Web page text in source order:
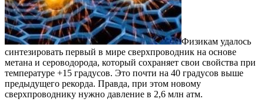
Физикам удалось
синтезировать первый в мире сверхпроводник на основе
метана и сероводорода, который сохраняет свои свойства при
температуре +15 градусов. Это почти на 40 градусов выше
предыдущего рекорда. Правда, при этом новому
сверхпроводнику нужно давление в 2,6 млн атм.